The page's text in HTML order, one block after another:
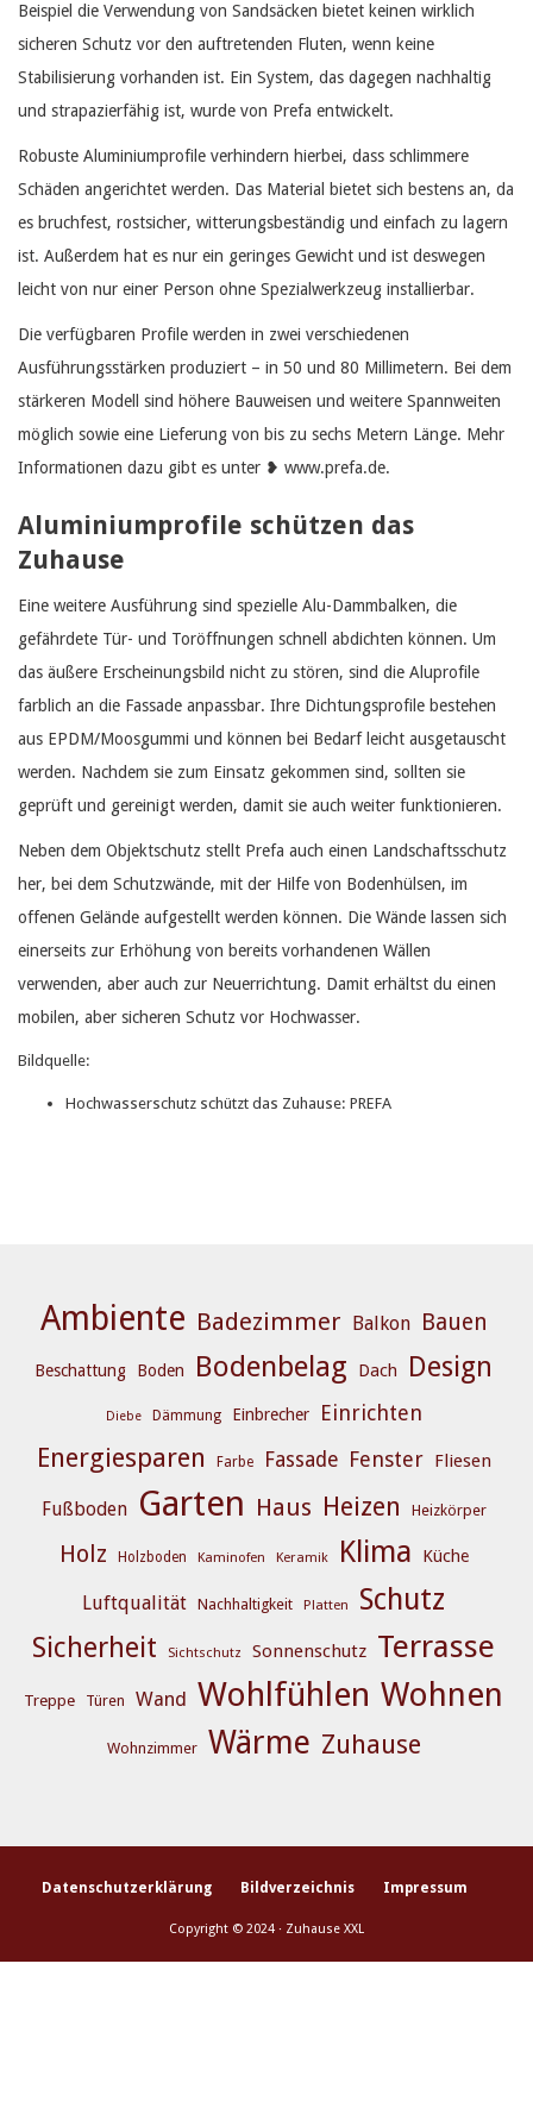
Beispiel die Verwendung von Sandsäcken bietet keinen wirklich
sicheren Schutz vor den auftretenden Fluten, wenn keine
Stabilisierung vorhanden ist. Ein System, das dagegen nachhaltig
und strapazierfähig ist, wurde von Prefa entwickelt.
Robuste Aluminiumprofile verhindern hierbei, dass schlimmere
Schäden angerichtet werden. Das Material bietet sich bestens an, da
es bruchfest, rostsicher, witterungsbeständig und einfach zu lagern
ist. Außerdem hat es nur ein geringes Gewicht und ist deswegen
leicht von nur einer Person ohne Spezialwerkzeug installierbar.
Die verfügbaren Profile werden in zwei verschiedenen
Ausführungsstärken produziert – in 50 und 80 Millimetern. Bei dem
stärkeren Modell sind höhere Bauweisen und weitere Spannweiten
möglich sowie eine Lieferung von bis zu sechs Metern Länge. Mehr
Informationen dazu gibt es unter ❥ www.prefa.de.
Aluminiumprofile schützen das
Zuhause
Eine weitere Ausführung sind spezielle Alu-Dammbalken, die
gefährdete Tür- und Toröffnungen schnell abdichten können. Um
das äußere Erscheinungsbild nicht zu stören, sind die Aluprofile
farblich an die Fassade anpassbar. Ihre Dichtungsprofile bestehen
aus EPDM/Moosgummi und können bei Bedarf leicht ausgetauscht
werden. Nachdem sie zum Einsatz gekommen sind, sollten sie
geprüft und gereinigt werden, damit sie auch weiter funktionieren.
Neben dem Objektschutz stellt Prefa auch einen Landschaftsschutz
her, bei dem Schutzwände, mit der Hilfe von Bodenhülsen, im
offenen Gelände aufgestellt werden können. Die Wände lassen sich
einerseits zur Erhöhung von bereits vorhandenen Wällen
verwenden, aber auch zur Neuerrichtung. Damit erhältst du einen
mobilen, aber sicheren Schutz vor Hochwasser.
Bildquelle:
Hochwasserschutz schützt das Zuhause: PREFA
Ambiente Badezimmer Balkon Bauen
Beschattung Boden Bodenbelag Dach Design
Diebe Dämmung Einbrecher Einrichten
Energiesparen Farbe Fassade Fenster Fliesen
Fußboden Garten Haus Heizen Heizkörper
Holz Holzboden Kaminofen Keramik Klima Küche
Luftqualität Nachhaltigkeit Platten Schutz
Sicherheit Sichtschutz Sonnenschutz Terrasse
Treppe Türen Wand Wohlfühlen Wohnen
Wohnzimmer Wärme Zuhause
Datenschutzerklärung Bildverzeichnis Impressum
Copyright © 2024 · Zuhause XXL